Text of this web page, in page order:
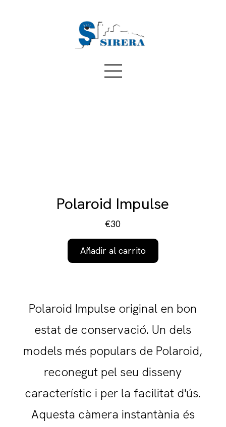
Polaroid Impulse
€30
Añadir al carrito
Polaroid Impulse original en bon
estat de conservació. Un dels
models més populars de Polaroid,
reconegut pel seu disseny
característic i per la facilitat d'ús.
Aquesta càmera instantània és